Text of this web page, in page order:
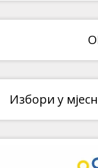
Избори у